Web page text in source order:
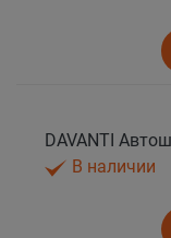
В наличии